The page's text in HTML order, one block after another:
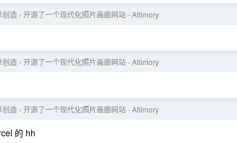
创造 › 开源了一个现代化照片画廊网站 - Afilmory
创造 › 开源了一个现代化照片画廊网站 - Afilmory
创造 › 开源了一个现代化照片画廊网站 - Afilmory
的 hh